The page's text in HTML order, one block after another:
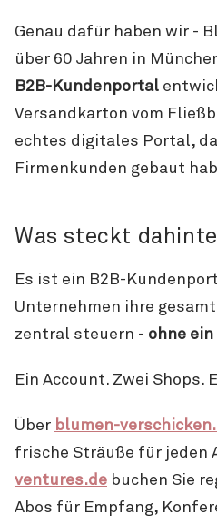
Genau dafür haben wir -
über 60 Jahren in
B2B-Kundenportal
Versandkarton vom
echtes digitales Portal,
Firmenkunden gebaut
Was steckt
Es ist ein B2B-
Unternehmen ihre
zentral steuern - ohne
Ein Account. Zwei Shops.
Über blumen-
frische Sträuße für jeden
ventures.de buchen Sie
Abos für Empfang,